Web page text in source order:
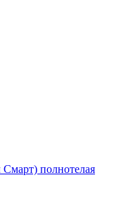
Смарт) полнотелая